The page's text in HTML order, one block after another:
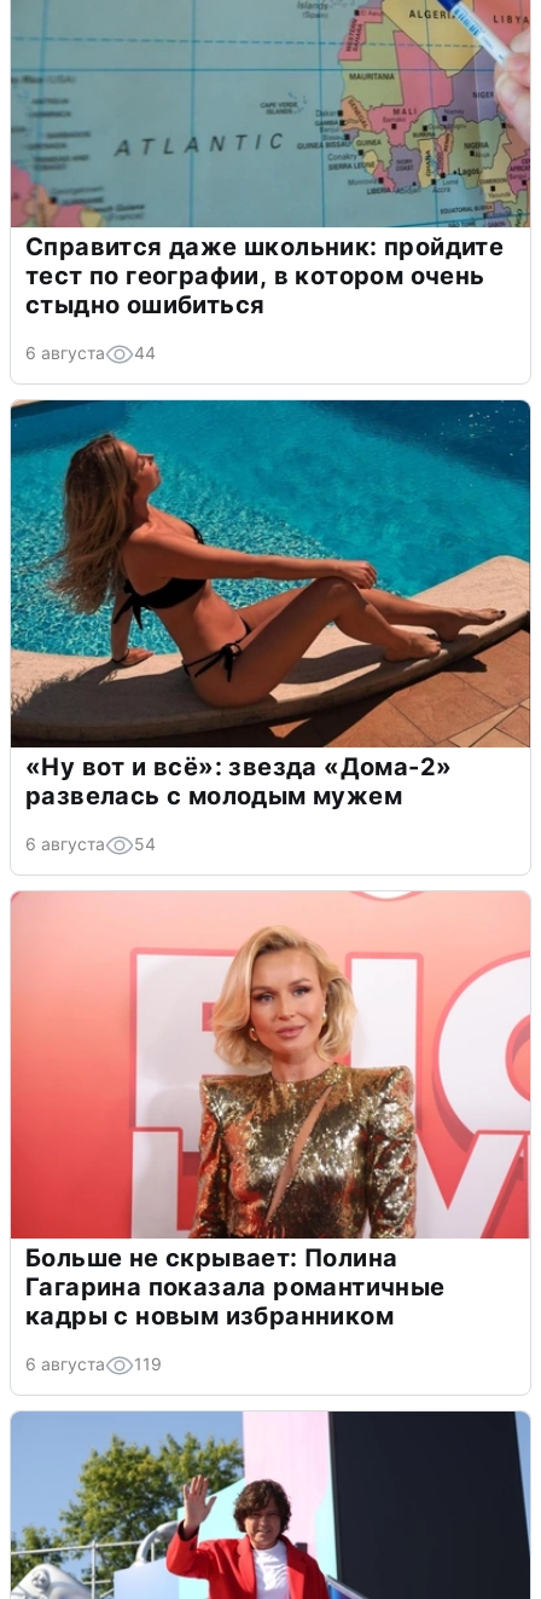
Справится даже школьник: пройдите
тест по географии, в котором очень
стыдно ошибиться
6 августа 44
«Ну вот и всё»: звезда «Дома-2»
развелась с молодым мужем
6 августа 54
Больше не скрывает: Полина
Гагарина показала романтичные
кадры с новым избранником
6 августа 119